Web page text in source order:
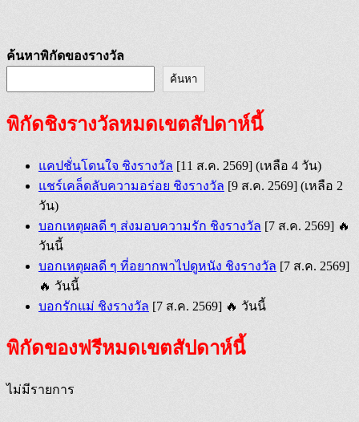
ค้นหาพิกัดของรางวัล
ค้นหา
พิกัดชิงรางวัลหมดเขตสัปดาห์นี้
แคปชั่นโดนใจ ชิงรางวัล [11 ส.ค. 2569] (เหลือ 4 วัน)
แชร์เคล็ดลับความอร่อย ชิงรางวัล [9 ส.ค. 2569] (เหลือ 2
วัน)
บอกเหตุผลดี ๆ ส่งมอบความรัก ชิงรางวัล [7 ส.ค. 2569] 🔥
วันนี้
บอกเหตุผลดี ๆ ที่อยากพาไปดูหนัง ชิงรางวัล [7 ส.ค. 2569]
🔥 วันนี้
บอกรักแม่ ชิงรางวัล [7 ส.ค. 2569] 🔥 วันนี้
พิกัดของฟรีหมดเขตสัปดาห์นี้
ไม่มีรายการ